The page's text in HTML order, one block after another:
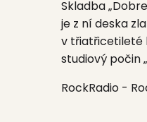
Skladba
je z ní deska
v třiatřicetileté
studiový počin
RockRadio -